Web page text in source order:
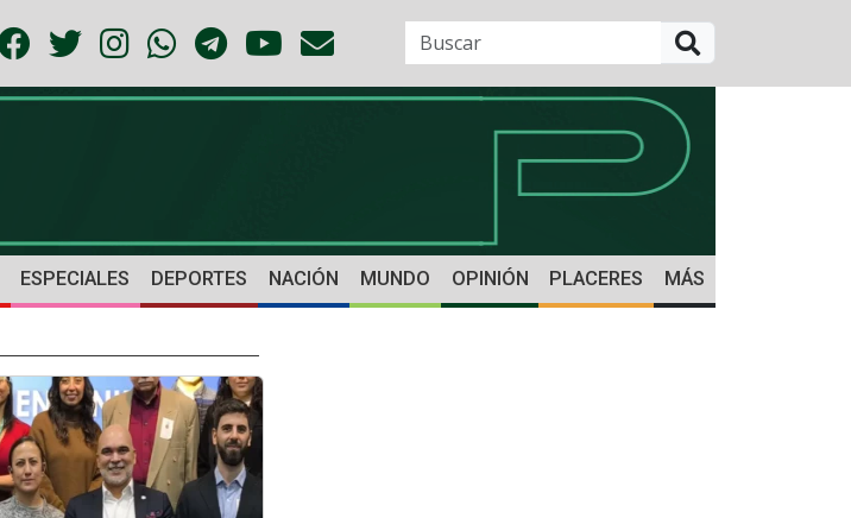
ESPECIALES DEPORTES NACIÓN MUNDO OPINIÓN PLACERES MÁS